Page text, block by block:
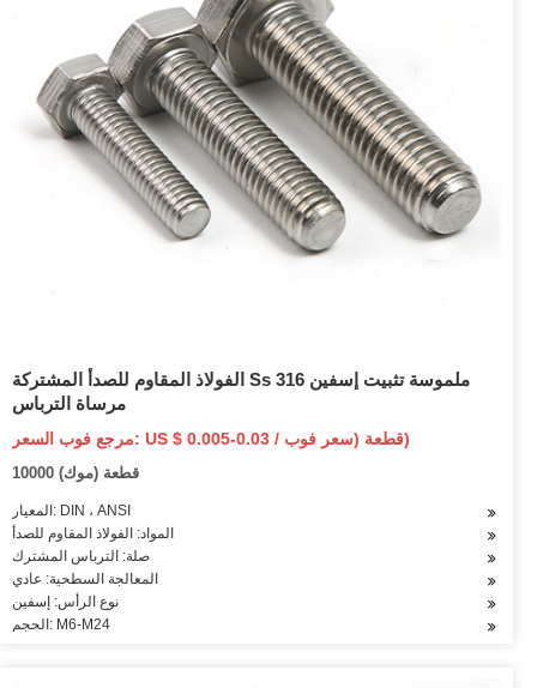
الفولاذ المقاوم للصدأ المشتركة Ss 316 ملموسة تثبيت إسفين
مرساة الترباس
مرجع فوب السعر: US $ 0.005-0.03 / قطعة (سعر فوب)
10000 قطعة (موك)
المعيار: DIN ، ANSI
المواد: الفولاذ المقاوم للصدأ
صلة: الترباس المشترك
المعالجة السطحية: عادي
نوع الرأس: إسفين
الحجم: M6-M24